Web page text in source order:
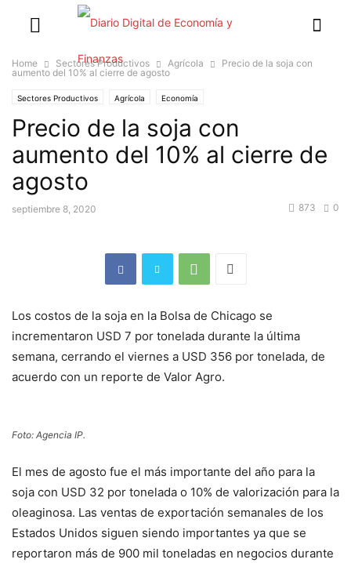
Home Sectores Productivos Agrícola
Precio de la soja con
aumento del 10% al cierre de agosto
Sectores Productivos Agrícola Economía
Precio de la soja con
aumento del 10% al cierre de
agosto
septiembre 8, 2020 0
873
Los costos de la soja en la Bolsa de Chicago se
incrementaron USD 7 por tonelada durante la última
semana, cerrando el viernes a USD 356 por tonelada, de
acuerdo con un reporte de Valor Agro.
Foto: Agencia IP.
El mes de agosto fue el más importante del año para la
soja con USD 32 por tonelada o 10% de valorización para la
oleaginosa. Las ventas de exportación semanales de los
Estados Unidos siguen siendo importantes ya que se
reportaron más de 900 mil toneladas en negocios durante